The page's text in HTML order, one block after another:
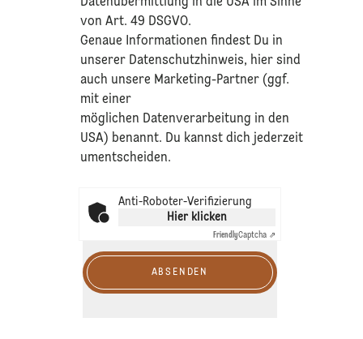
von Art. 49 DSGVO.​
​Genaue Informationen findest Du in
unserer Datenschutzhinweis, hier sind
auch unsere Marketing-Partner (ggf.
mit einer
möglichen Datenverarbeitung in den
USA) benannt. Du kannst dich jederzeit
umentscheiden.
Anti-Roboter-Verifizierung
Hier klicken
FriendlyCaptcha ⇗
ABSENDEN